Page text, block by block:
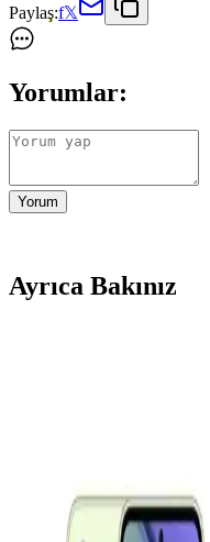
Paylaş:f𝕏
Yorumlar:
Yorum
Ayrıca Bakınız
Samsung Galaxy S23
Performans,